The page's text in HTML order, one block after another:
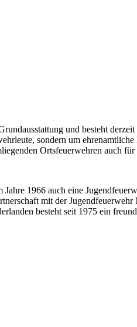
und besteht
sondern um
Ortsfeuerwehren auch
1966 auch eine
mit der
besteht seit 1975 ein